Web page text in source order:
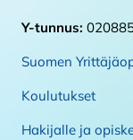
Y-tunnus:
Suomen
Koulutukset
Hakijalle ja